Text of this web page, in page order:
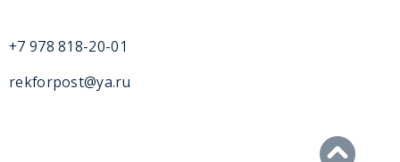
+7 978 818-20-01
rekforpost@ya.ru